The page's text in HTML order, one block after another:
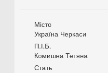
Місто
Україна Черкаси
П.І.Б.
Комишна Тетяна
Стать